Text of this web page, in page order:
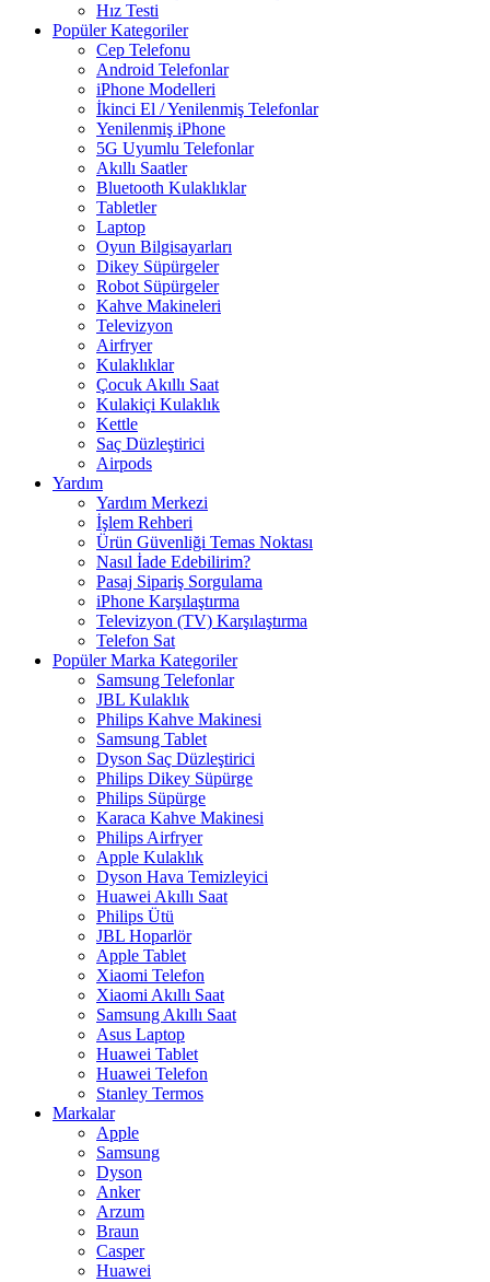
Hız Testi
Popüler Kategoriler
Cep Telefonu
Android Telefonlar
iPhone Modelleri
İkinci El / Yenilenmiş Telefonlar
Yenilenmiş iPhone
5G Uyumlu Telefonlar
Akıllı Saatler
Bluetooth Kulaklıklar
Tabletler
Laptop
Oyun Bilgisayarları
Dikey Süpürgeler
Robot Süpürgeler
Kahve Makineleri
Televizyon
Airfryer
Kulaklıklar
Çocuk Akıllı Saat
Kulakiçi Kulaklık
Kettle
Saç Düzleştirici
Airpods
Yardım
Yardım Merkezi
İşlem Rehberi
Ürün Güvenliği Temas Noktası
Nasıl İade Edebilirim?
Pasaj Sipariş Sorgulama
iPhone Karşılaştırma
Televizyon (TV) Karşılaştırma
Telefon Sat
Popüler Marka Kategoriler
Samsung Telefonlar
JBL Kulaklık
Philips Kahve Makinesi
Samsung Tablet
Dyson Saç Düzleştirici
Philips Dikey Süpürge
Philips Süpürge
Karaca Kahve Makinesi
Philips Airfryer
Apple Kulaklık
Dyson Hava Temizleyici
Huawei Akıllı Saat
Philips Ütü
JBL Hoparlör
Apple Tablet
Xiaomi Telefon
Xiaomi Akıllı Saat
Samsung Akıllı Saat
Asus Laptop
Huawei Tablet
Huawei Telefon
Stanley Termos
Markalar
Apple
Samsung
Dyson
Anker
Arzum
Braun
Casper
Huawei